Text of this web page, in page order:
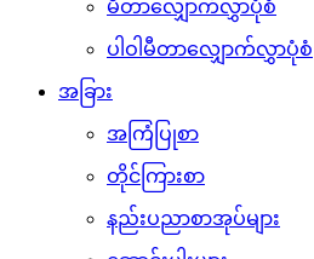
မီတာလျှောက်လွှာပုံစံ
ပါဝါမီတာလျှောက်လွှာပုံစံ
အခြား
အကြံပြုစာ
တိုင်ကြားစာ
နည်းပညာစာအုပ်များ